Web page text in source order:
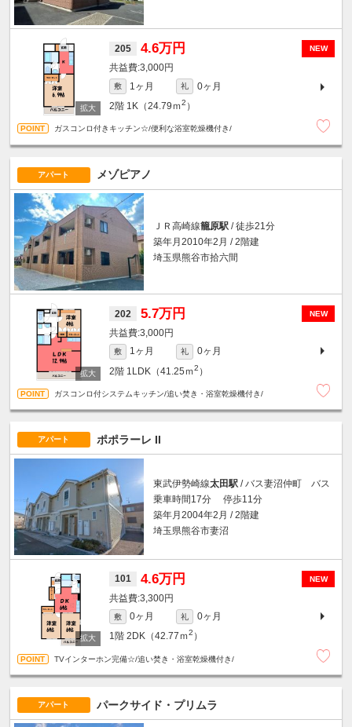
NEW
205 4.6万円
3,000円
敷 1ヶ月 礼
0ヶ月
2階 1K（24.79ｍ2 ）
ガスコンロ付きキッチン☆/便利な浴室乾燥機付き/
アパート メゾピアノ
ＪＲ高崎線籠原駅 / 徒歩21分
築年月2010年2月 / 2階建
埼玉県熊谷市拾六間
NEW
202 5.7万円
3,000円
敷 1ヶ月 礼
0ヶ月
2階 1LDK（41.25ｍ2 ）
ガスコンロ付システムキッチン/追い焚き・浴室乾燥機付き/
アパート ポポラーレ II
東武伊勢崎線太田駅 / バス妻沼仲町 バス
乗車時間17分 停歩11分
築年月2004年2月 / 2階建
埼玉県熊谷市妻沼
NEW
101 4.6万円
3,300円
敷 0ヶ月 礼
0ヶ月
1階 2DK（42.77ｍ2 ）
TVインターホン完備☆/追い焚き・浴室乾燥機付き/
アパート パークサイド・プリムラ